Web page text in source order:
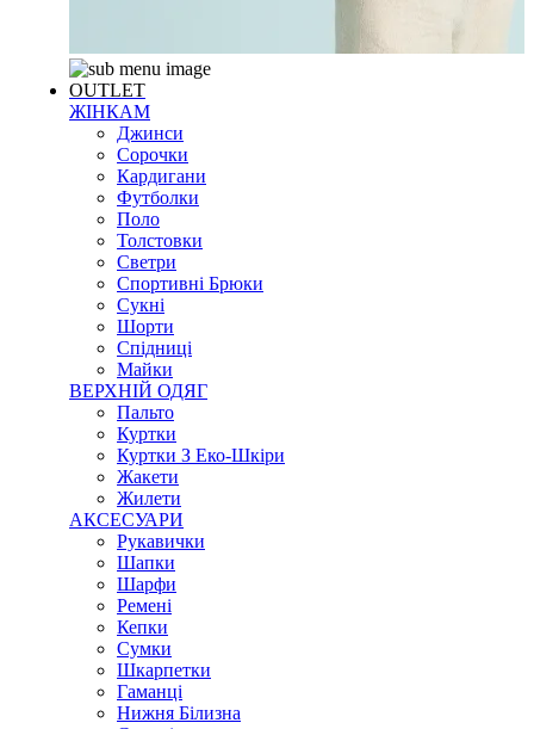
OUTLET
ЖІНКАМ
Джинси
Сорочки
Кардигани
Футболки
Поло
Толстовки
Светри
Спортивні Брюки
Сукні
Шорти
Спідниці
Майки
ВЕРХНІЙ ОДЯГ
Пальто
Куртки
Куртки З Еко-Шкіри
Жакети
Жилети
АКСЕСУАРИ
Рукавички
Шапки
Шарфи
Ремені
Кепки
Сумки
Шкарпетки
Гаманці
Нижня Білизна